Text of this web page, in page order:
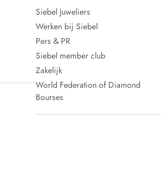
Siebel Juweliers
Werken bij Siebel
Pers & PR
Siebel member club
Zakelijk
World Federation of Diamond
Bourses